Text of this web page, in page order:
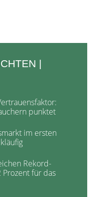
|
punktet
im ersten
Rekord-
Prozent für das